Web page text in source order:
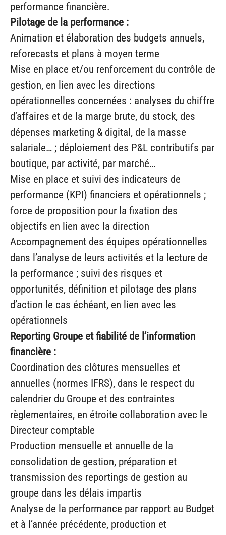
performance financière.
Pilotage de la performance :
Animation et élaboration des budgets annuels,
reforecasts et plans à moyen terme
Mise en place et/ou renforcement du contrôle de
gestion, en lien avec les directions
opérationnelles concernées : analyses du chiffre
d’affaires et de la marge brute, du stock, des
dépenses marketing & digital, de la masse
salariale… ; déploiement des P&L contributifs par
boutique, par activité, par marché…
Mise en place et suivi des indicateurs de
performance (KPI) financiers et opérationnels ;
force de proposition pour la fixation des
objectifs en lien avec la direction
Accompagnement des équipes opérationnelles
dans l’analyse de leurs activités et la lecture de
la performance ; suivi des risques et
opportunités, définition et pilotage des plans
d’action le cas échéant, en lien avec les
opérationnels
Reporting Groupe et fiabilité de l’information
financière :
Coordination des clôtures mensuelles et
annuelles (normes IFRS), dans le respect du
calendrier du Groupe et des contraintes
règlementaires, en étroite collaboration avec le
Directeur comptable
Production mensuelle et annuelle de la
consolidation de gestion, préparation et
transmission des reportings de gestion au
groupe dans les délais impartis
Analyse de la performance par rapport au Budget
et à l’année précédente, production et